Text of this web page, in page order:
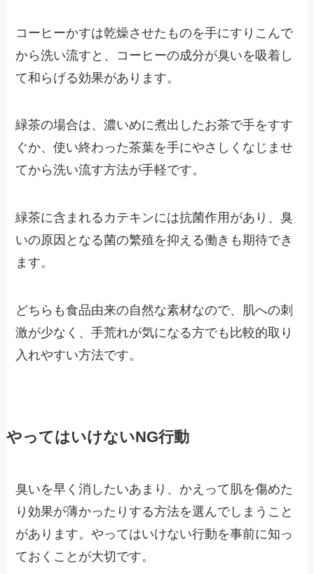
コーヒーかすは乾燥させたものを手にすりこんで
から洗い流すと、コーヒーの成分が臭いを吸着し
て和らげる効果があります。
緑茶の場合は、濃いめに煮出したお茶で手をすす
ぐか、使い終わった茶葉を手にやさしくなじませ
てから洗い流す方法が手軽です。
緑茶に含まれるカテキンには抗菌作用があり、臭
いの原因となる菌の繁殖を抑える働きも期待でき
ます。
どちらも食品由来の自然な素材なので、肌への刺
激が少なく、手荒れが気になる方でも比較的取り
入れやすい方法です。
やってはいけないNG行動
臭いを早く消したいあまり、かえって肌を傷めた
り効果が薄かったりする方法を選んでしまうこと
があります。やってはいけない行動を事前に知っ
ておくことが大切です。